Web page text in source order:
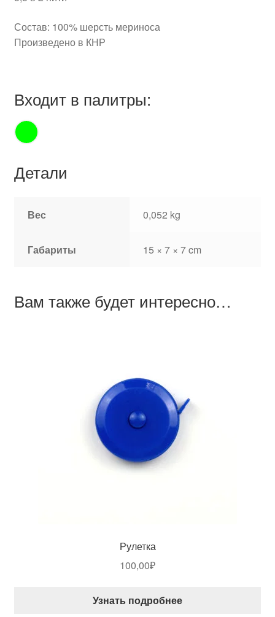
Состав: 100% шерсть мериноса
Произведено в КНР
Входит в палитры:
Детали
Вес 0,052 kg
Габариты 15 × 7 × 7 cm
Вам также будет интересно…
Рулетка
100,00₽
Узнать подробнее